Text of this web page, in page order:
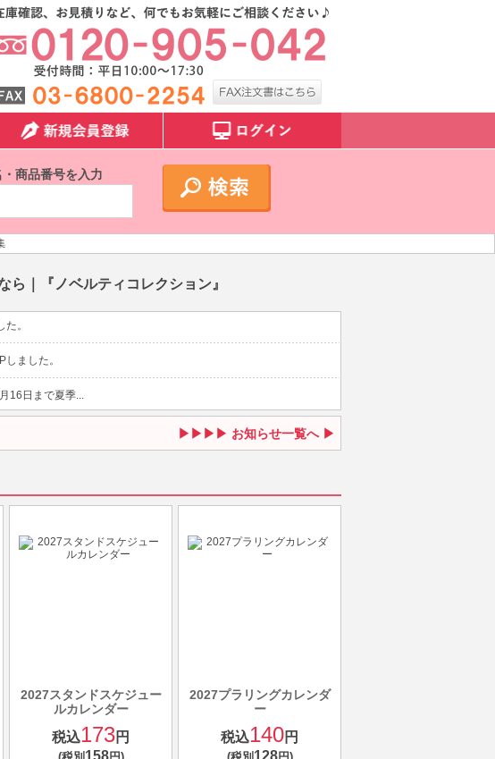
商品番号を入力
ら｜『ノベルティコレクション』
。
ました。
16日まで夏季...
お知らせ一覧へ
2027スタンドスケジュー
ルカレンダー
税込173円
158
2027プラリングカレンダ
ー
税込140円
128